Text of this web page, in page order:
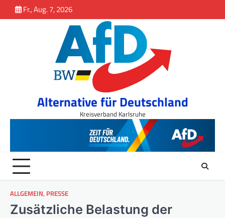
springen
to
Fr., Aug. 7, 2026
Alternative für Deutschland
Kreisverband Karlsruhe
ALLGEMEIN, PRESSE
Zusätzliche Belastung der